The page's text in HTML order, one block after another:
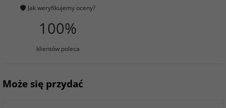
Jak weryfikujemy oceny?
100%
klientów poleca
Może się przydać